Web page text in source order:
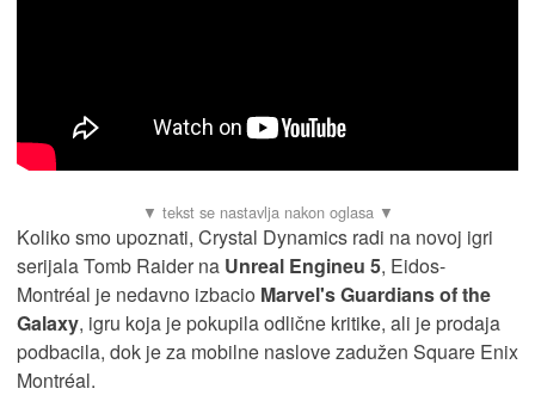
Koliko smo upoznati, Crystal Dynamics radi na novoj igri
serijala Tomb Raider na Unreal Engineu 5, Eidos-
Montréal je nedavno izbacio Marvel's Guardians of the
Galaxy, igru koja je pokupila odlične kritike, ali je prodaja
podbacila, dok je za mobilne naslove zadužen Square Enix
Montréal.